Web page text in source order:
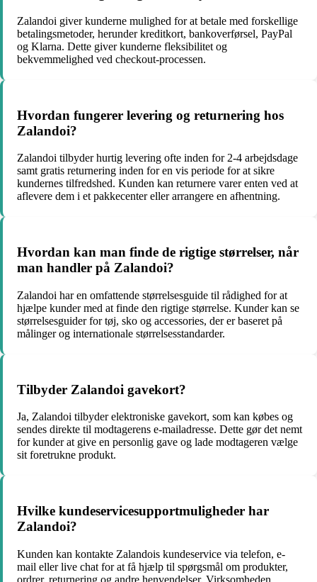
Zalandoi giver kunderne mulighed for at betale med forskellige
betalingsmetoder, herunder kreditkort, bankoverførsel, PayPal
og Klarna. Dette giver kunderne fleksibilitet og
bekvemmelighed ved checkout-processen.
Hvordan fungerer levering og returnering hos
Zalandoi?
Zalandoi tilbyder hurtig levering ofte inden for 2-4 arbejdsdage
samt gratis returnering inden for en vis periode for at sikre
kundernes tilfredshed. Kunden kan returnere varer enten ved at
aflevere dem i et pakkecenter eller arrangere en afhentning.
Hvordan kan man finde de rigtige størrelser, når
man handler på Zalandoi?
Zalandoi har en omfattende størrelsesguide til rådighed for at
hjælpe kunder med at finde den rigtige størrelse. Kunder kan se
størrelsesguider for tøj, sko og accessories, der er baseret på
målinger og internationale størrelsesstandarder.
Tilbyder Zalandoi gavekort?
Ja, Zalandoi tilbyder elektroniske gavekort, som kan købes og
sendes direkte til modtagerens e-mailadresse. Dette gør det nemt
for kunder at give en personlig gave og lade modtageren vælge
sit foretrukne produkt.
Hvilke kundeservicesupportmuligheder har
Zalandoi?
Kunden kan kontakte Zalandois kundeservice via telefon, e-
mail eller live chat for at få hjælp til spørgsmål om produkter,
ordrer, returnering og andre henvendelser. Virksomheden